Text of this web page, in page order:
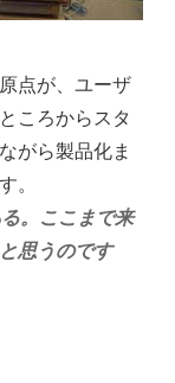
点が、ユーザ
ころからスタ
がら製品化ま
。
。ここまで来
思うのです